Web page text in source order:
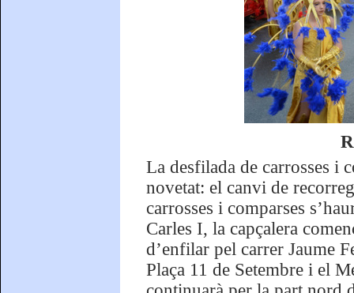
La desfilada de carrosses i
novetat: el canvi de
carrosses i comparses
Carles I, la capçalera
d’enfilar pel carrer Jaume
Plaça 11 de Setembre i el